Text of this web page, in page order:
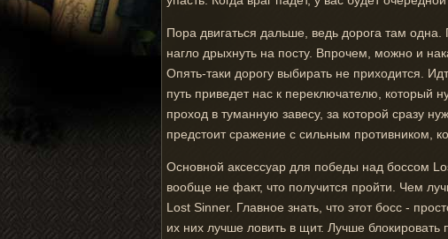
Пора двигаться дальше, ведь дорога там
нагло дрыхнуть на посту. Впрочем, можно и
Опять-таки дорогу выбирать не приходится.
путь приведет нас к переключателю, который
проход в туманную завесу, за которой сразу
предстоит сражение с сильным противником,
Основной аксессуар для победы над боссом
вообще не факт, что получится пройти. Чем
Lost Sinner. Главное знать, что этот босс -
их них лучше ловить в щит. Лучше